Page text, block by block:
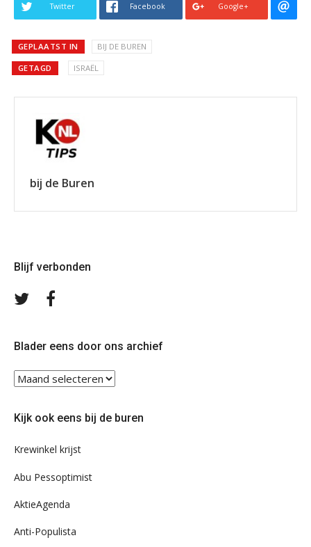
Twitter Facebook Google+
GEPLAATST IN BIJ DE BUREN
GETAGD ISRAËL
bij de Buren
Blijf verbonden
Volg
Blader eens door ons archief
Blader
ons
Kijk ook eens bij de buren
Krewinkel krijst
Abu Pessoptimist
AktieAgenda
Anti-Populista